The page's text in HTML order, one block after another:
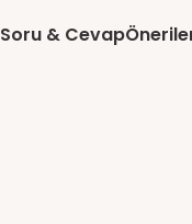
Soru & Cevap